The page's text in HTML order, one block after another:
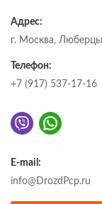
Адрес:
г. Москва,
Телефон:
+7 (917) 537-17-16
E-mail:
info@DrozdPcp.ru